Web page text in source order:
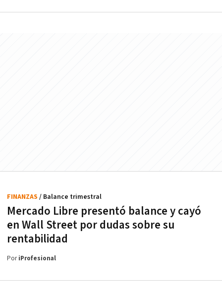
Mercado Libre presentó balance y cayó
en Wall Street por dudas sobre su
rentabilidad
FINANZAS / Balance trimestral
PoriProfesional